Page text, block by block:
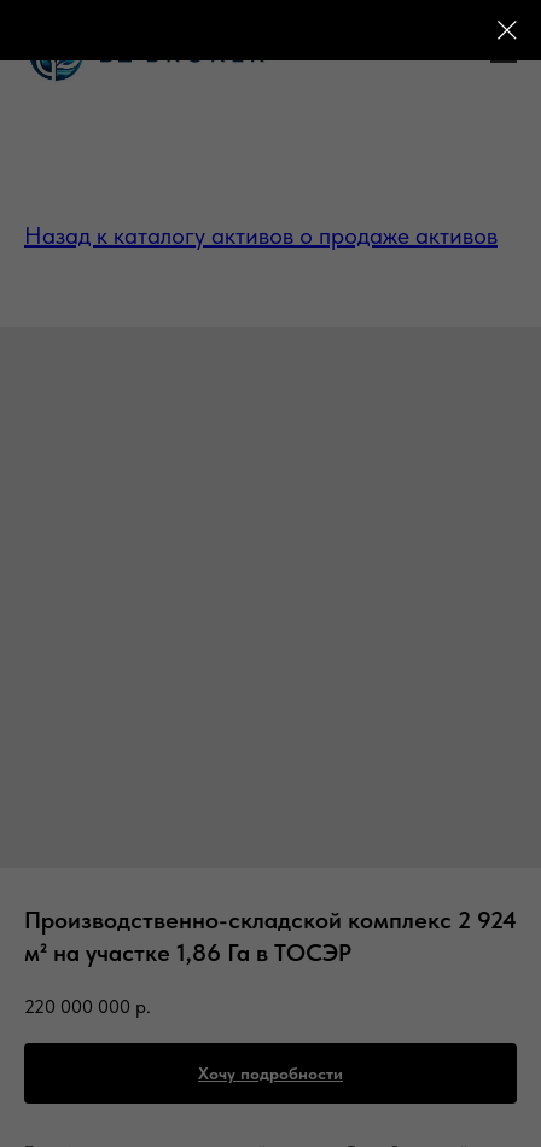
Назад к каталогу активов о продаже активов
Производственно-складской комплекс 2 924
м² на участке 1,86 Га в ТОСЭР
220 000 000 р.
Хочу подробности